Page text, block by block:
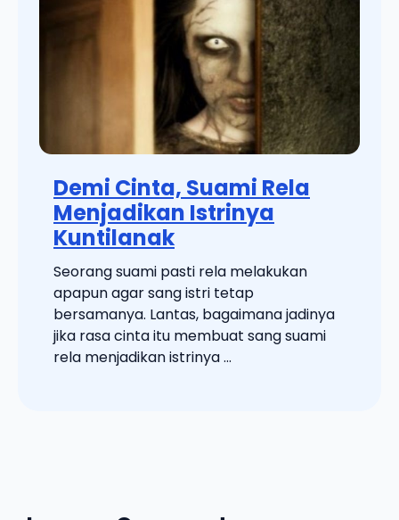
Demi Cinta, Suami Rela
Menjadikan Istrinya
Kuntilanak
Seorang suami pasti rela melakukan
apapun agar sang istri tetap
bersamanya. Lantas, bagaimana jadinya
jika rasa cinta itu membuat sang suami
rela menjadikan istrinya ...